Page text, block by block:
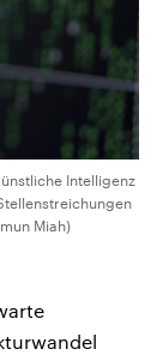
Intelligenz
Miah)